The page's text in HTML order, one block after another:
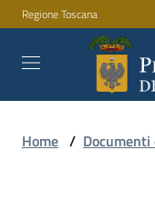
Vai al contenuto
Vai alla navigazione
Vai al footer
Regione Toscana
Amministrazione
Home /